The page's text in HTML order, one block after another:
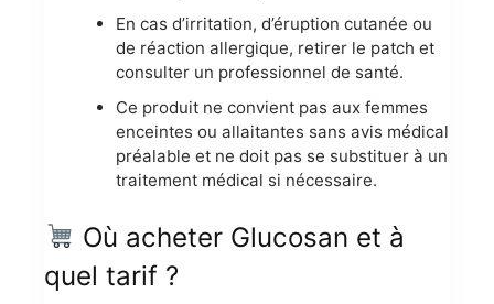
En cas d’irritation, d’éruption cutanée ou
de réaction allergique, retirer le patch et
consulter un professionnel de santé.
Ce produit ne convient pas aux femmes
enceintes ou allaitantes sans avis médical
préalable et ne doit pas se substituer à un
traitement médical si nécessaire.
Où acheter Glucosan et à
quel tarif ?